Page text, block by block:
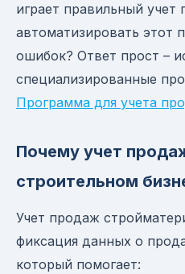
играет правильный учет
автоматизировать этот
ошибок? Ответ прост –
специализированные
Программа для учета
Почему учет
строительном
Учет продаж
фиксация данных о
который помогает: